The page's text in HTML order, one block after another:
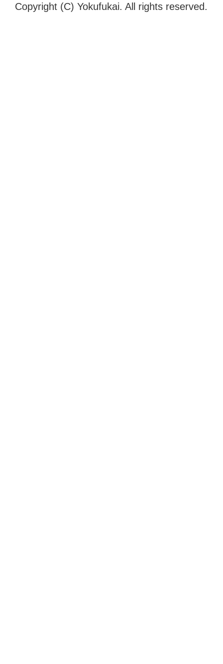
Copyright (C) Yokufukai. All rights reserved.